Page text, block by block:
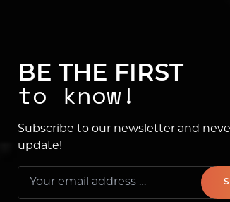
BE THE FIRST
to know!
Subscribe to our newsletter and
update!